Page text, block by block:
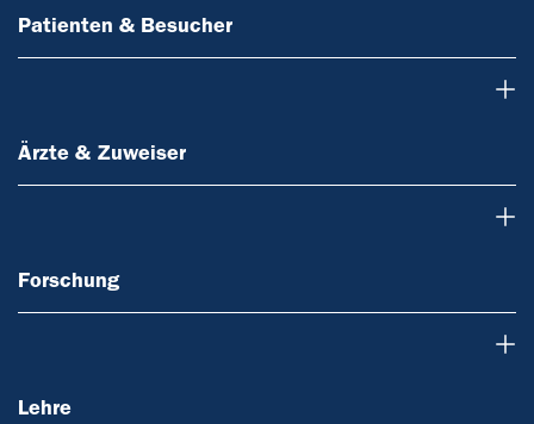
Patienten & Besucher
Ärzte & Zuweiser
Forschung
Lehre